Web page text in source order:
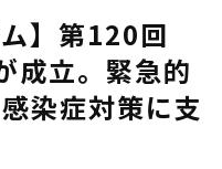
】第120回
成立。緊急的
染症対策に支